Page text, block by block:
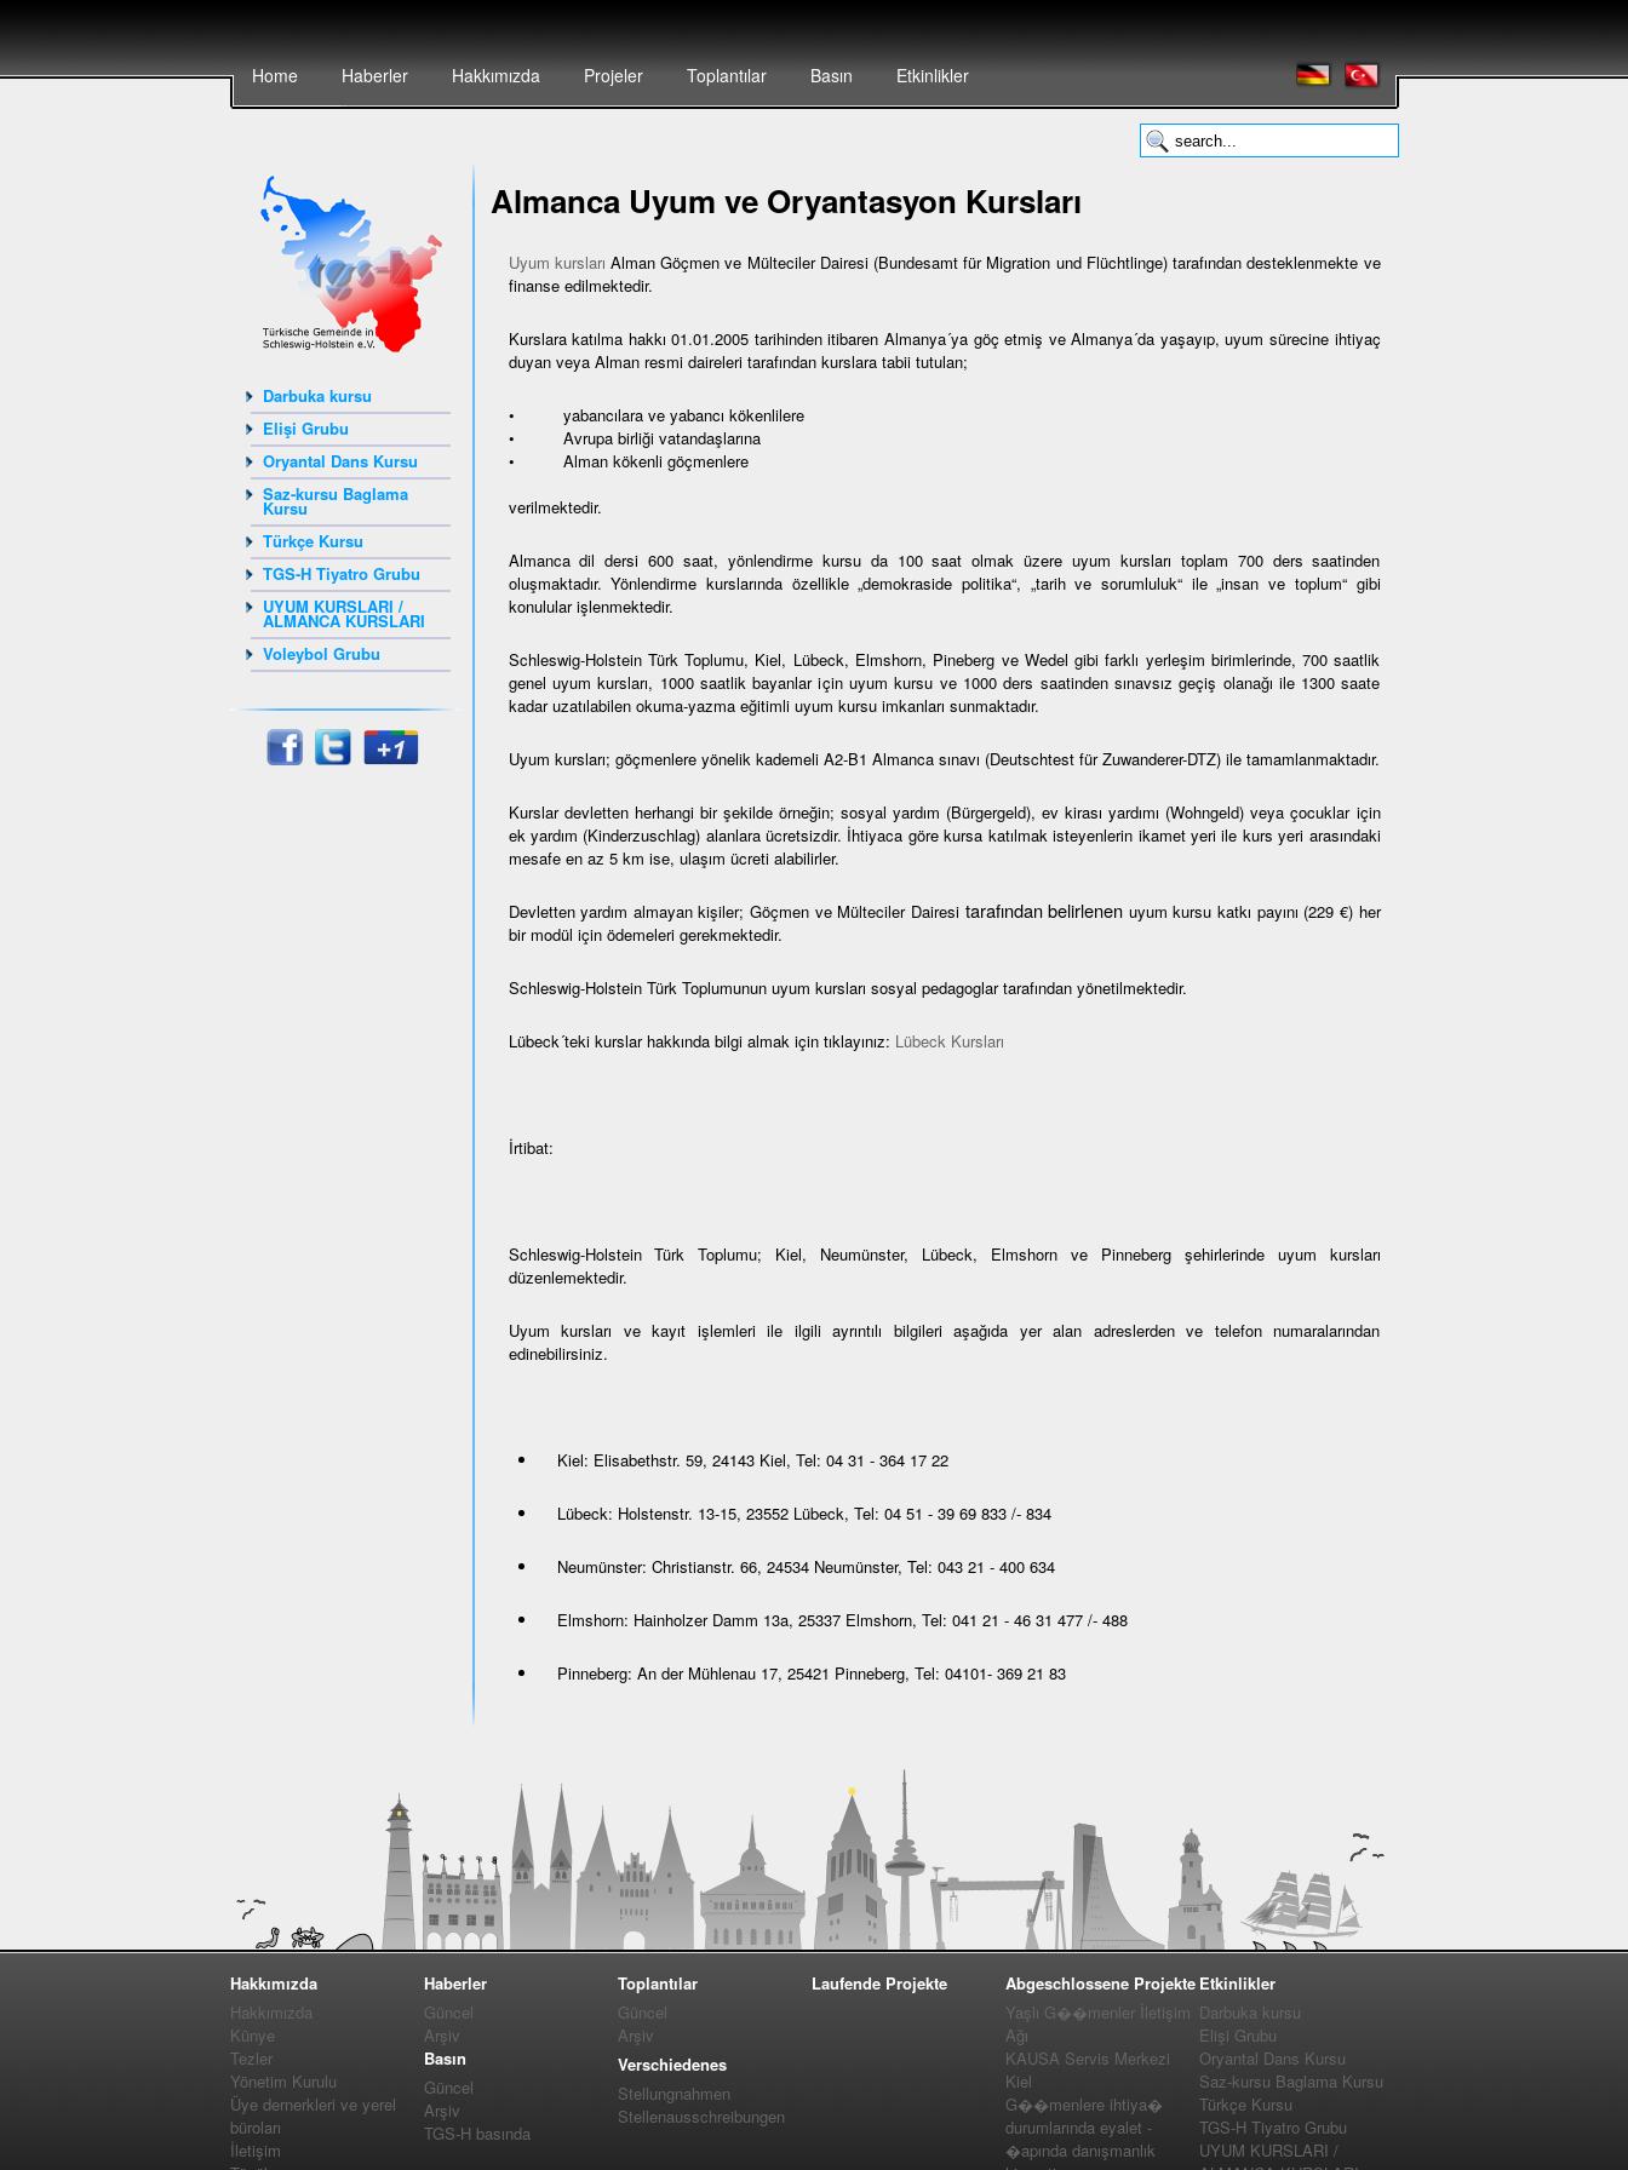
Home Haberler Hakkımızda Projeler Toplantılar Basın Etkinlikler
Darbuka kursu
Elişi Grubu
Oryantal Dans Kursu
Saz-kursu Baglama
Kursu
Türkçe Kursu
TGS-H Tiyatro Grubu
UYUM KURSLARI /
ALMANCA KURSLARI
Voleybol Grubu
Almanca Uyum ve Oryantasyon Kursları
Uyum kursları Alman Göçmen ve Mülteciler Dairesi (Bundesamt für Migration und Flüchtlinge) tarafından desteklenmekte ve
finanse edilmektedir.
Kurslara katılma hakkı 01.01.2005 tarihinden itibaren Almanya´ya göç etmiş ve Almanya´da yaşayıp, uyum sürecine ihtiyaç
duyan veya Alman resmi daireleri tarafından kurslara tabii tutulan;
• yabancılara ve yabancı kökenlilere
• Avrupa birliği vatandaşlarına
• Alman kökenli göçmenlere
verilmektedir.
Almanca dil dersi 600 saat, yönlendirme kursu da 100 saat olmak üzere uyum kursları toplam 700 ders saatinden
oluşmaktadır. Yönlendirme kurslarında özellikle „demokraside politika“, „tarih ve sorumluluk“ ile „insan ve toplum“ gibi
konulular işlenmektedir.
Schleswig-Holstein Türk Toplumu, Kiel, Lübeck, Elmshorn, Pineberg ve Wedel gibi farklı yerleşim birimlerinde, 700 saatlik
genel uyum kursları, 1000 saatlik bayanlar için uyum kursu ve 1000 ders saatinden sınavsız geçiş olanağı ile 1300 saate
kadar uzatılabilen okuma-yazma eğitimli uyum kursu imkanları sunmaktadır.
Uyum kursları; göçmenlere yönelik kademeli A2-B1 Almanca sınavı (Deutschtest für Zuwanderer-DTZ) ile tamamlanmaktadır.
Kurslar devletten herhangi bir şekilde örneğin; sosyal yardım (Bürgergeld), ev kirası yardımı (Wohngeld) veya çocuklar için
ek yardım (Kinderzuschlag) alanlara ücretsizdir. İhtiyaca göre kursa katılmak isteyenlerin ikamet yeri ile kurs yeri arasındaki
mesafe en az 5 km ise, ulaşım ücreti alabilirler.
Devletten yardım almayan kişiler; Göçmen ve Mülteciler Dairesi tarafından belirlenen uyum kursu katkı payını (229 €) her
bir modül için ödemeleri gerekmektedir.
Schleswig-Holstein Türk Toplumunun uyum kursları sosyal pedagoglar tarafından yönetilmektedir.
Lübeck´teki kurslar hakkında bilgi almak için tıklayınız: Lübeck Kursları
İrtibat:
Schleswig-Holstein Türk Toplumu; Kiel, Neumünster, Lübeck, Elmshorn ve Pinneberg şehirlerinde uyum kursları
düzenlemektedir.
Uyum kursları ve kayıt işlemleri ile ilgili ayrıntılı bilgileri aşağıda yer alan adreslerden ve telefon numaralarından
edinebilirsiniz.
Kiel: Elisabethstr. 59, 24143 Kiel, Tel: 04 31 - 364 17 22
Lübeck: Holstenstr. 13-15, 23552 Lübeck, Tel: 04 51 - 39 69 833 /- 834
Neumünster: Christianstr. 66, 24534 Neumünster, Tel: 043 21 - 400 634
Elmshorn: Hainholzer Damm 13a, 25337 Elmshorn, Tel: 041 21 - 46 31 477 /- 488
Pinneberg: An der Mühlenau 17, 25421 Pinneberg, Tel: 04101- 369 21 83
Hakkımızda
Hakkımızda
Künye
Tezler
Yönetim Kurulu
Üye dernerkleri ve yerel
büroları
İletişim
Haberler
Güncel
Arşiv
Basın
Güncel
Arşiv
TGS-H basında
Toplantılar
Güncel
Arşiv
Verschiedenes
Stellungnahmen
Stellenausschreibungen
Laufende Projekte
Abgeschlossene Projekte
Yaşlı G��menler İletişim
Ağı
KAUSA Servis Merkezi
Kiel
G��menlere ihtiya�
durumlarında eyalet -
�apında danışmanlık
Etkinlikler
Darbuka kursu
Elişi Grubu
Oryantal Dans Kursu
Saz-kursu Baglama Kursu
Türkçe Kursu
TGS-H Tiyatro Grubu
UYUM KURSLARI /